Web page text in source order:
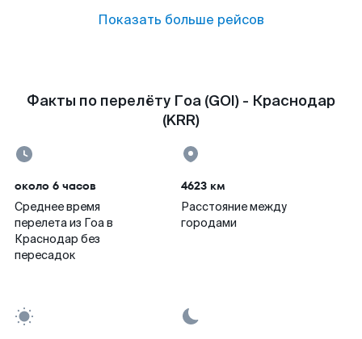
Показать больше рейсов
Факты по перелёту Гоа (GOI) - Краснодар
(KRR)
около 6 часов
Среднее время
перелета из Гоа в
Краснодар без
пересадок
4623 км
Расстояние между
городами